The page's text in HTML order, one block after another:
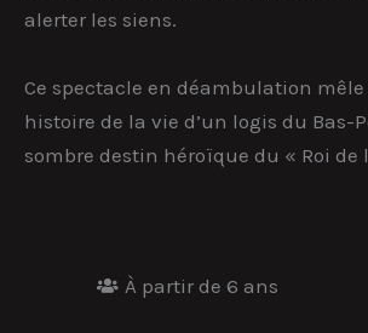
alerter les siens.
Ce spectacle en déambulation
histoire de la vie d’un logis du Bas-
sombre destin héroïque du « Roi de
À partir de 6 ans